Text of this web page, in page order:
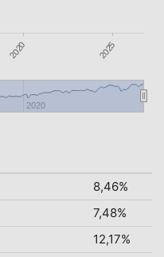
2020 2025
2020
8,46%
7,48%
12,17%